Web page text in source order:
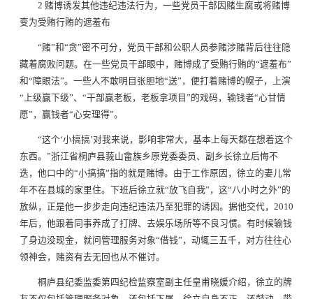
2 赌博诱发其他违纪违法行为，一些党员干部因赌生腐或将赌博
变为受贿行贿的遮羞布
“赌”和“贪”密不可分，党员干部和公职人员参赌涉赌背后往往隐
藏着腐败问题。在一些党员干部眼中，赌博成了受贿行贿的“遮羞布”
和“障眼法”。一些人不敢明目张胆地“送”，便打着赌博的幌子，上演
“上级赢下级”、“干部赢老板，老板拿项目”的戏码，输钱者“心甘情
愿”，赢钱者“心安理得”。
“这个‘小搞搞’对我来说，影响非常大，基本上每天都在想着这个
东西。”浙江省桐庐县莪山畲族乡原党委委员、副乡长徐立后悔不
迭，他口中的“小搞搞”指的就是赌博。由于工作原因，徐立的妻儿常
年不在县城的家里住。下班后徐立就“放飞自我”，这“八小时之外”的
放纵，正是他一步步走向违纪违法乃至犯罪的诱因。据他交代，2010
年后，他跟着同事养成了打牌、去娱乐场所等不良习惯。有时候输钱
了身边没现金，就问管理服务对象“借钱”，动辄三五千，对方往往心
领神会，赌资有去无回也从不催讨。
桐庐县纪委监委第四纪检监察室副主任皇甫晓媛介绍，徐立的牌